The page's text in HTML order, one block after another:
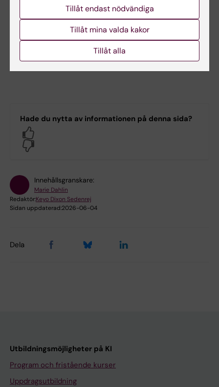
Liliana Morales
Tel:08-524 867 13
till studierektor och
handläggarna:svk-gvs@ki.se
Hade du nytta av informationen på denna sida?
Innehållsgranskare:
Marie Dahlin
Redaktör:Keyo Dixon Sedenrej
Sidan uppdaterad:2026-06-04
Dela
Utbildningsmöjligheter på KI
Program och fristående kurser
Uppdragsutbildning
Tillåt endast nödvändiga
Tillåt mina valda kakor
Tillåt alla